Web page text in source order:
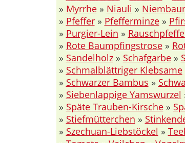
» Myrrhe » Niauli »
» Pfeffer » Pfefferminze »
» Purgier-Lein »
» Rote Baumpfingstrose »
» Sandelholz » Schafgarbe »
» Schmalblättriger Klebsame
» Schwarzer Bambus »
» Siebenlappige Yamswurzel
» Späte Trauben-Kirsche »
» Stiefmütterchen »
» Szechuan-Liebstöckel »